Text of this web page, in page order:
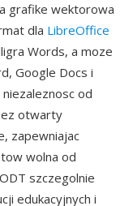
grafike wektorowa
dla LibreOffice
Words, a moze
Google Docs i
od
otwarty
zapewniajac
wolna od
szczegolnie
edukacyjnych i